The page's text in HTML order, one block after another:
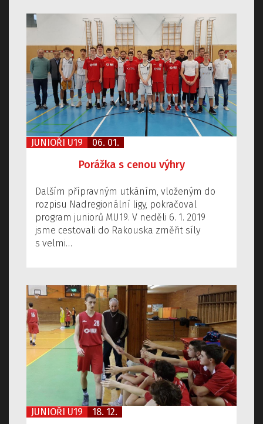
JUNIOŘI U19 06. 01.
Porážka s cenou výhry
Dalším přípravným utkáním, vloženým do
rozpisu Nadregionální ligy, pokračoval
program juniorů MU19. V neděli 6. 1. 2019
jsme cestovali do Rakouska změřit síly
s velmi…
JUNIOŘI U19 18. 12.